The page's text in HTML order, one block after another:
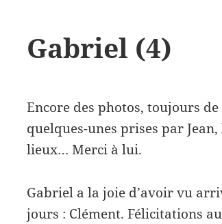
Gabriel (4)
Encore des photos, toujours
quelques-unes prises par
lieux… Merci à lui.
Gabriel a la joie d’avoir vu
jours : Clément. Félicitations